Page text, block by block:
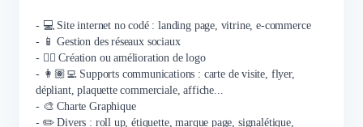
- 💻 Site internet no codé : landing page, vitrine, e-commerce
- 📱 Gestion des réseaux sociaux
- ✍🏼 Création ou amélioration de logo
- 👩🏽‍💻 Supports communications : carte de visite, flyer,
dépliant, plaquette commerciale, affiche...
- 🎨 Charte Graphique
- ✏️ Divers : roll up, étiquette, marque page, signalétique,